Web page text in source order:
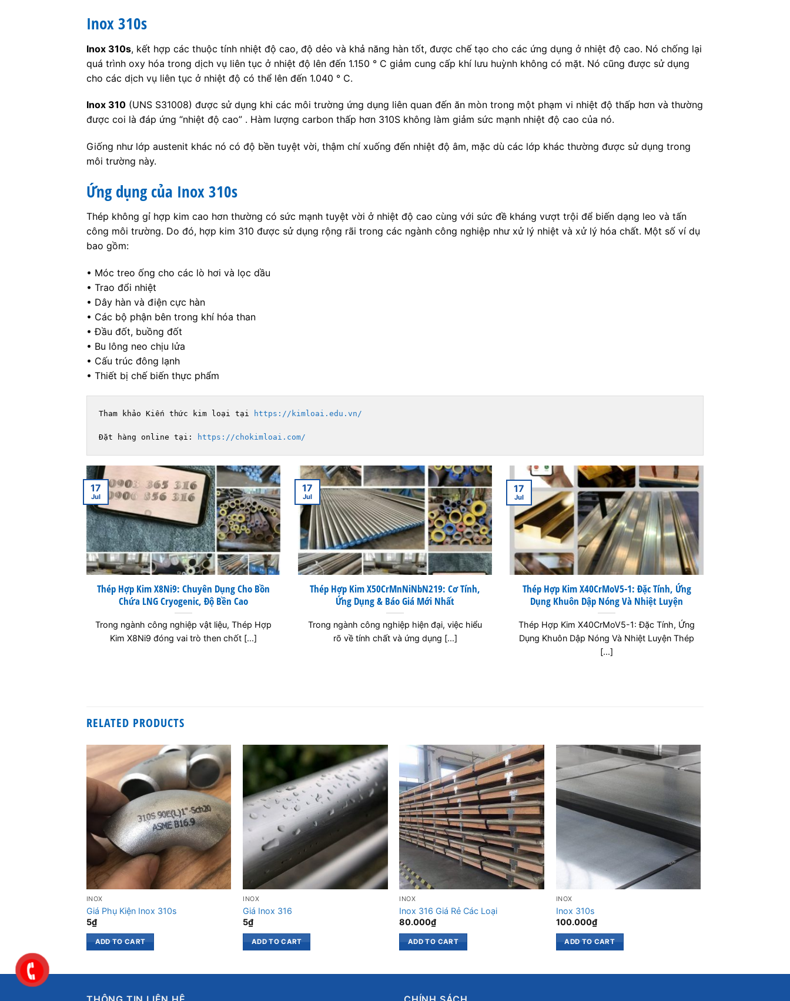
Inox 310s
Inox 310s, kết hợp các thuộc tính nhiệt độ cao, độ dẻo và khả năng hàn tốt, được chế tạo cho các ứng dụng ở nhiệt độ cao. Nó chống lại
quá trình oxy hóa trong dịch vụ liên tục ở nhiệt độ lên đến 1.150 ° C giảm cung cấp khí lưu huỳnh không có mặt. Nó cũng được sử dụng
cho các dịch vụ liên tục ở nhiệt độ có thể lên đến 1.040 ° C.
Inox 310 (UNS S31008) được sử dụng khi các môi trường ứng dụng liên quan đến ăn mòn trong một phạm vi nhiệt độ thấp hơn và thường
được coi là đáp ứng “nhiệt độ cao” . Hàm lượng carbon thấp hơn 310S không làm giảm sức mạnh nhiệt độ cao của nó.
Giống như lớp austenit khác nó có độ bền tuyệt vời, thậm chí xuống đến nhiệt độ âm, mặc dù các lớp khác thường được sử dụng trong
môi trường này.
Ứng dụng của Inox 310s
Thép không gỉ hợp kim cao hơn thường có sức mạnh tuyệt vời ở nhiệt độ cao cùng với sức đề kháng vượt trội để biến dạng leo và tấn
công môi trường. Do đó, hợp kim 310 được sử dụng rộng rãi trong các ngành công nghiệp như xử lý nhiệt và xử lý hóa chất. Một số ví dụ
bao gồm:
• Móc treo ống cho các lò hơi và lọc dầu
• Trao đổi nhiệt
• Dây hàn và điện cực hàn
• Các bộ phận bên trong khí hóa than
• Đầu đốt, buồng đốt
• Bu lông neo chịu lửa
• Cấu trúc đông lạnh
• Thiết bị chế biến thực phẩm
Tham khảo Kiến thức kim loại tại https://kimloai.edu.vn/
Đặt hàng online tại: https://chokimloai.com/
Thép Hợp Kim X8Ni9: Chuyên Dụng Cho Bồn
Chứa LNG Cryogenic, Độ Bền Cao
Trong ngành công nghiệp vật liệu, Thép Hợp
Kim X8Ni9 đóng vai trò then chốt [...]
17
Jul
Thép Hợp Kim X50CrMnNiNbN219: Cơ Tính,
Ứng Dụng & Báo Giá Mới Nhất
Trong ngành công nghiệp hiện đại, việc hiểu
rõ về tính chất và ứng dụng [...]
17
Jul
Thép Hợp Kim X40CrMoV5-1: Đặc Tính, Ứng
Dụng Khuôn Dập Nóng Và Nhiệt Luyện
Thép Hợp Kim X40CrMoV5-1: Đặc Tính, Ứng
Dụng Khuôn Dập Nóng Và Nhiệt Luyện Thép
[...]
17
Jul
RELATED PRODUCTS
INOX
Giá Phụ Kiện Inox 310s
5₫
ADD TO CART
INOX
Giá Inox 316
5₫
ADD TO CART
INOX
Inox 316 Giá Rẻ Các Loại
80.000₫
ADD TO CART
INOX
Inox 310s
100.000₫
ADD TO CART